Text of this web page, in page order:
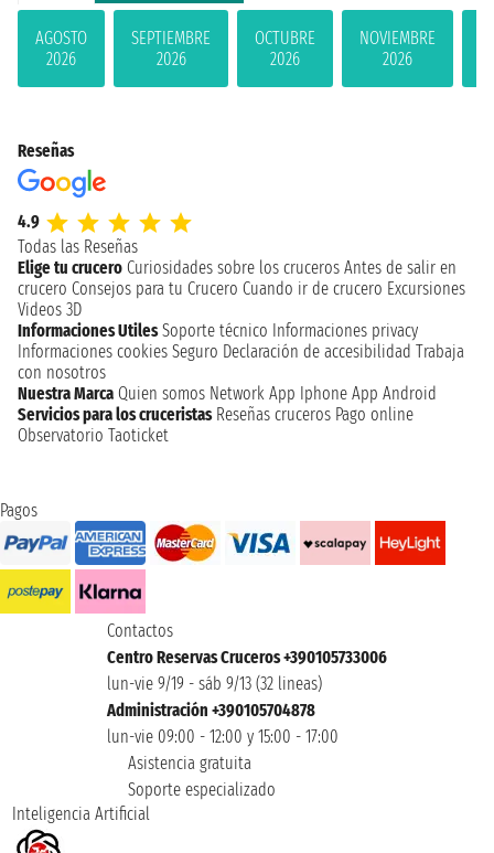
AGOSTO
2026
SEPTIEMBRE
2026
OCTUBRE
2026
NOVIEMBRE
2026
Reseñas
4.9
Todas las Reseñas
Elige tu crucero Curiosidades sobre los cruceros Antes de salir en
crucero Consejos para tu Crucero Cuando ir de crucero Excursiones
Videos 3D
Informaciones Utiles Soporte técnico Informaciones privacy
Informaciones cookies Seguro Declaración de accesibilidad Trabaja
con nosotros
Nuestra Marca Quien somos Network App Iphone App Android
Servicios para los cruceristas Reseñas cruceros Pago online
Observatorio Taoticket
Pagos
Contactos
Centro Reservas Cruceros +390105733006
lun-vie 9/19 - sáb 9/13 (32 lineas)
Administración +390105704878
lun-vie 09:00 - 12:00 y 15:00 - 17:00
Asistencia gratuita
Soporte especializado
Inteligencia Artificial